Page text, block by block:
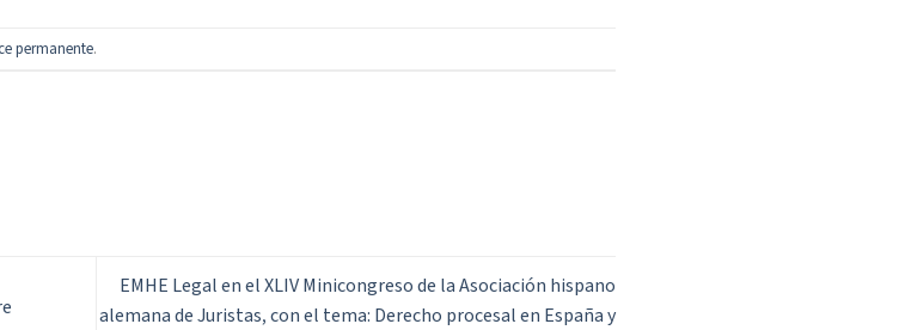
permanente.
EMHE Legal en el XLIV Minicongreso de la Asociación hispano
alemana de Juristas, con el tema: Derecho procesal en España y